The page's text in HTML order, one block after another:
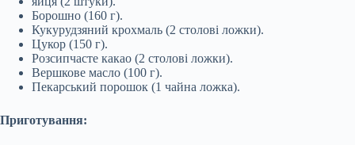
Борошно (160 г).
Кукурудзяний крохмаль (2 столові ложки).
Цукор (150 г).
Розсипчасте какао (2 столові ложки).
Вершкове масло (100 г).
Пекарський порошок (1 чайна ложка).
Приготування: